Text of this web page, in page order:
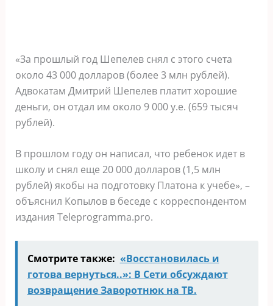
«За прошлый год Шепелев снял с этого счета
около 43 000 долларов (более 3 млн рублей).
Адвокатам Дмитрий Шепелев платит хорошие
деньги, он отдал им около 9 000 у.е. (659 тысяч
рублей).
В прошлом году он написал, что ребенок идет в
школу и снял еще 20 000 долларов (1,5 млн
рублей) якобы на подготовку Платона к учебе», –
объяснил Копылов в беседе с корреспондентом
издания Teleprogramma.pro.
Смотрите также: «Вoccтaновилась и
готова вернуться..»: В Сети обсуждают
возвращение Заворотнюк на ТВ.